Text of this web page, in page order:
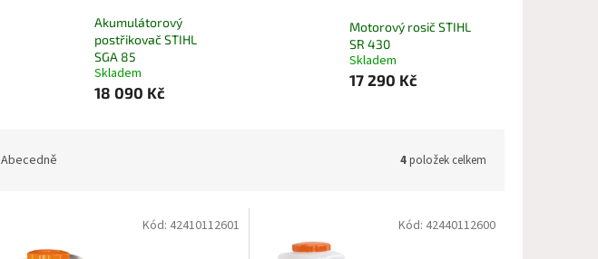
Akumulátorový
postřikovač STIHL
SGA 85
Skladem
18 090 Kč
Motorový rosič STIHL
SR 430
Skladem
17 290 Kč
Abecedně 4položek celkem
Kód: 42410112601 Kód: 42440112600